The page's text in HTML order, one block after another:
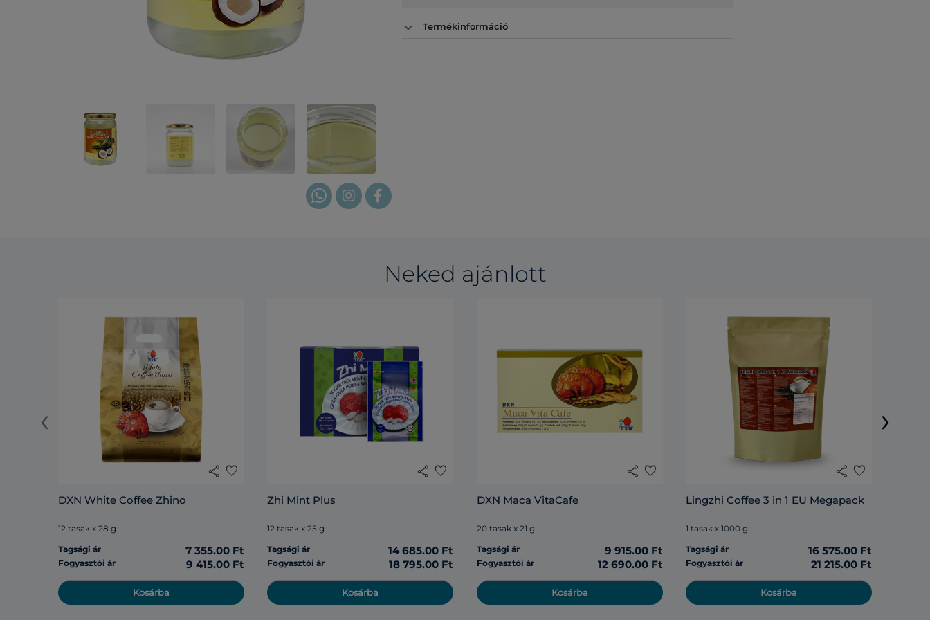
Termékinformáció
Neked ajánlott
share favorite
DXN White Coffee Zhino
12 tasak x 28 g
Tagsági ár
7 355.00 Ft
Fogyasztói ár 9 415.00 Ft
Kosárba
share favorite
Zhi Mint Plus
12 tasak x 25 g
Tagsági ár
14 685.00 Ft
Fogyasztói ár 18 795.00 Ft
Kosárba
share favorite
DXN Maca VitaCafe
20 tasak x 21 g
Tagsági ár
9 915.00 Ft
Fogyasztói ár 12 690.00 Ft
Kosárba
share favorite
Lingzhi Coffee 3 in 1 EU Megapack
1 tasak x 1000 g
Tagsági ár
16 575.00 Ft
Fogyasztói ár 21 215.00 Ft
Kosárba
‹ ›